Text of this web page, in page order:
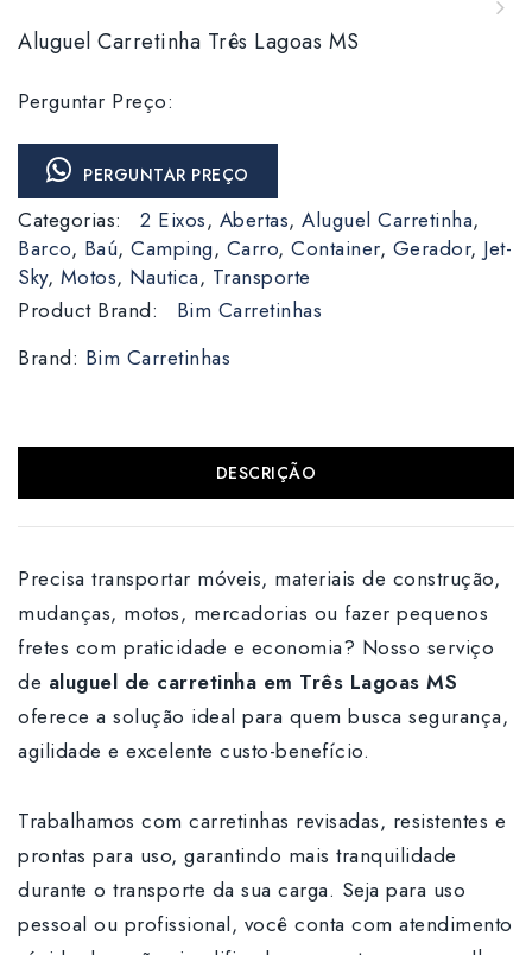
Aluguel Carretinha Três Lagoas MS
Perguntar Preço:
PERGUNTAR PREÇO
Categorias: 2 Eixos, Abertas, Aluguel Carretinha,
Barco, Baú, Camping, Carro, Container, Gerador, Jet-
Sky, Motos, Nautica, Transporte
Product Brand:
Bim Carretinhas
Brand: Bim Carretinhas
DESCRIÇÃO
Precisa transportar móveis, materiais de construção,
mudanças, motos, mercadorias ou fazer pequenos
fretes com praticidade e economia? Nosso serviço
de aluguel de carretinha em Três Lagoas MS
oferece a solução ideal para quem busca segurança,
agilidade e excelente custo-benefício.
Trabalhamos com carretinhas revisadas, resistentes e
prontas para uso, garantindo mais tranquilidade
durante o transporte da sua carga. Seja para uso
pessoal ou profissional, você conta com atendimento